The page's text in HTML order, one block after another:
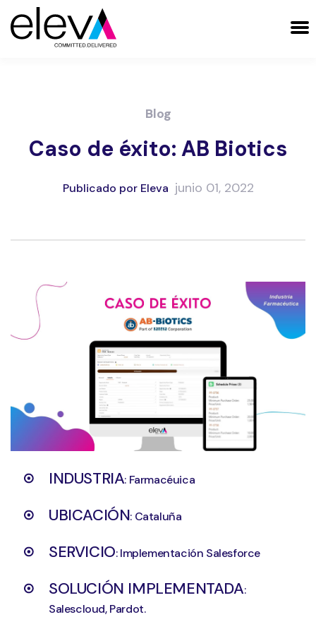
Blog
Caso de éxito: AB Biotics
Publicado por Eleva junio 01, 2022
INDUSTRIA: Farmacéuica
UBICACIÓN: Cataluña
SERVICIO: Implementación Salesforce
SOLUCIÓN IMPLEMENTADA:
Salescloud, Pardot.